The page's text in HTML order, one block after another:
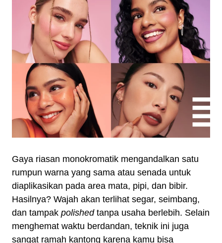
Gaya riasan monokromatik mengandalkan satu
rumpun warna yang sama atau senada untuk
diaplikasikan pada area mata, pipi, dan bibir.
Hasilnya? Wajah akan terlihat segar, seimbang,
dan tampak polishedtanpa usaha berlebih. Selain
menghemat waktu berdandan, teknik ini juga
sangat ramah kantong karena kamu bisa